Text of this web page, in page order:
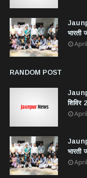
भारती
RANDOM POST
शिविर
भारती